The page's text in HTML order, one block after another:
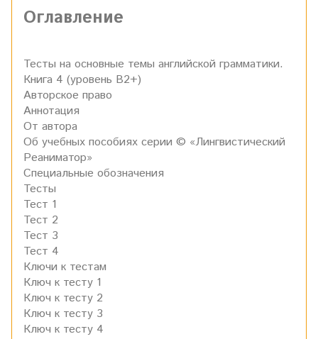
Оглавление
Тесты на основные темы английской грамматики.
Книга 4 (уровень В2+)
Авторское право
Аннотация
От автора
Об учебных пособиях серии © «Лингвистический
Реаниматор»
Специальные обозначения
Тесты
Тест 1
Тест 2
Тест 3
Тест 4
Ключи к тестам
Ключ к тесту 1
Ключ к тесту 2
Ключ к тесту 3
Ключ к тесту 4